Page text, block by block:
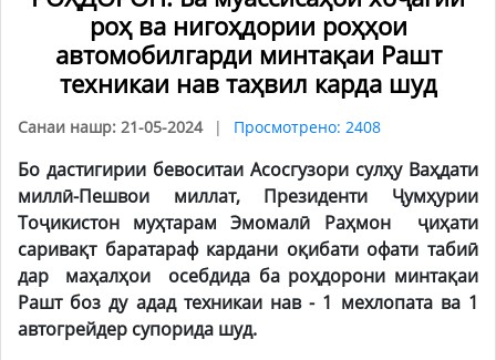
роҳ ва нигоҳдории роҳҳои
автомобилгарди минтақаи Рашт
техникаи нав таҳвил карда шуд
Санаи нашр: 21-05-2024 Просмотрено: 2408
Бо дастигирии бевоситаи Асосгузори сулҳу Ваҳдати
миллӣ-Пешвои миллат, Президенти Ҷумҳурии
Тоҷикистон муҳтарам Эмомалӣ Раҳмон ҷиҳати
саривақт баратараф кардани оқибати офати табиӣ
дар маҳалҳои осебдида ба роҳдорони минтақаи
Рашт боз ду адад техникаи нав - 1 мехлопата ва 1
автогрейдер супорида шуд.